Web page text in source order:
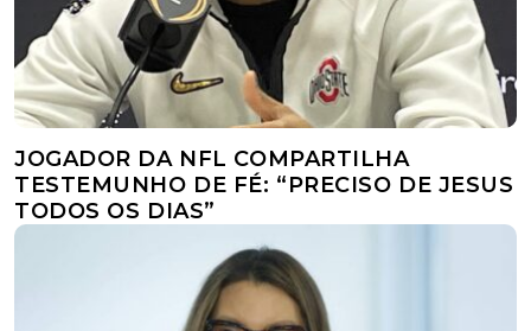
JOGADOR DA NFL COMPARTILHA
TESTEMUNHO DE FÉ: “PRECISO DE JESUS
TODOS OS DIAS”